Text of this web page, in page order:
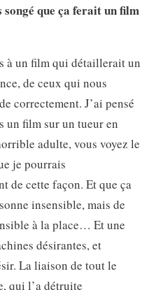
que ça ferait un film
à un film qui détaillerait un
de ceux qui nous
correctement. J’ai pensé
un film sur un tueur en
adulte, vous voyez le
je pourrais
de cette façon. Et que ça
insensible, mais de
à la place… Et une
désirantes, et
La liaison de tout le
qui l’a détruite